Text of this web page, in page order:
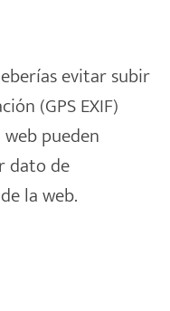
evitar subir
(GPS EXIF)
pueden
dato de
la web.